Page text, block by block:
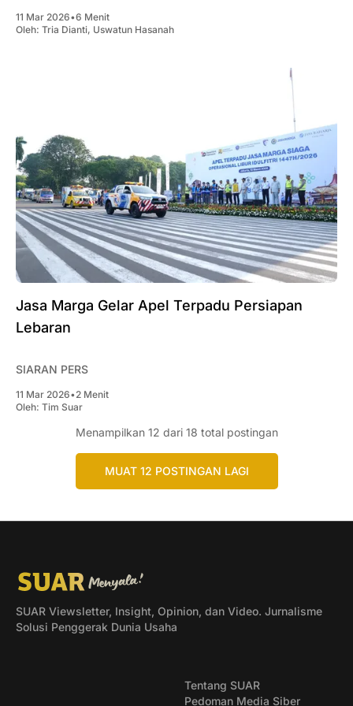
11 Mar 2026•6 Menit
Oleh: Tria Dianti, Uswatun Hasanah
Jasa Marga Gelar Apel Terpadu Persiapan
Lebaran
SIARAN PERS
11 Mar 2026•2 Menit
Oleh: Tim Suar
Menampilkan 12 dari 18 total postingan
MUAT 12 POSTINGAN LAGI
SUAR Viewsletter, Insight, Opinion, dan Video. Jurnalisme
Solusi Penggerak Dunia Usaha
Tentang SUAR
Pedoman Media Siber